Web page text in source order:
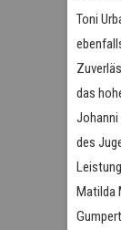
Toni
das
des
Matilda